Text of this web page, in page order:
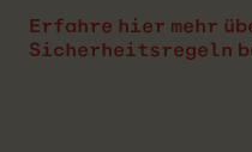
Erfahre hier mehr
Sicherheitsregeln